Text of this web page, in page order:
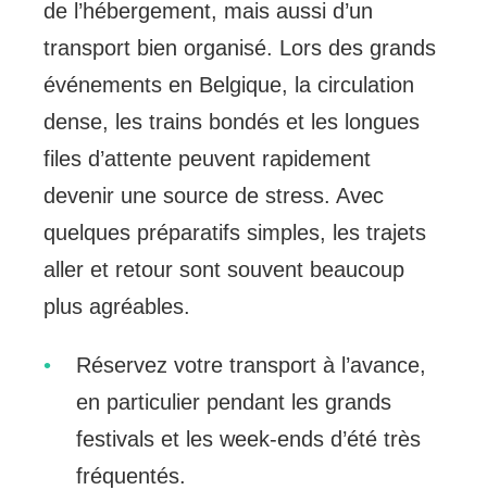
de l’hébergement, mais aussi d’un
transport bien organisé. Lors des grands
événements en Belgique, la circulation
dense, les trains bondés et les longues
files d’attente peuvent rapidement
devenir une source de stress. Avec
quelques préparatifs simples, les trajets
aller et retour sont souvent beaucoup
plus agréables.
Réservez votre transport à l’avance,
en particulier pendant les grands
festivals et les week-ends d’été très
fréquentés.